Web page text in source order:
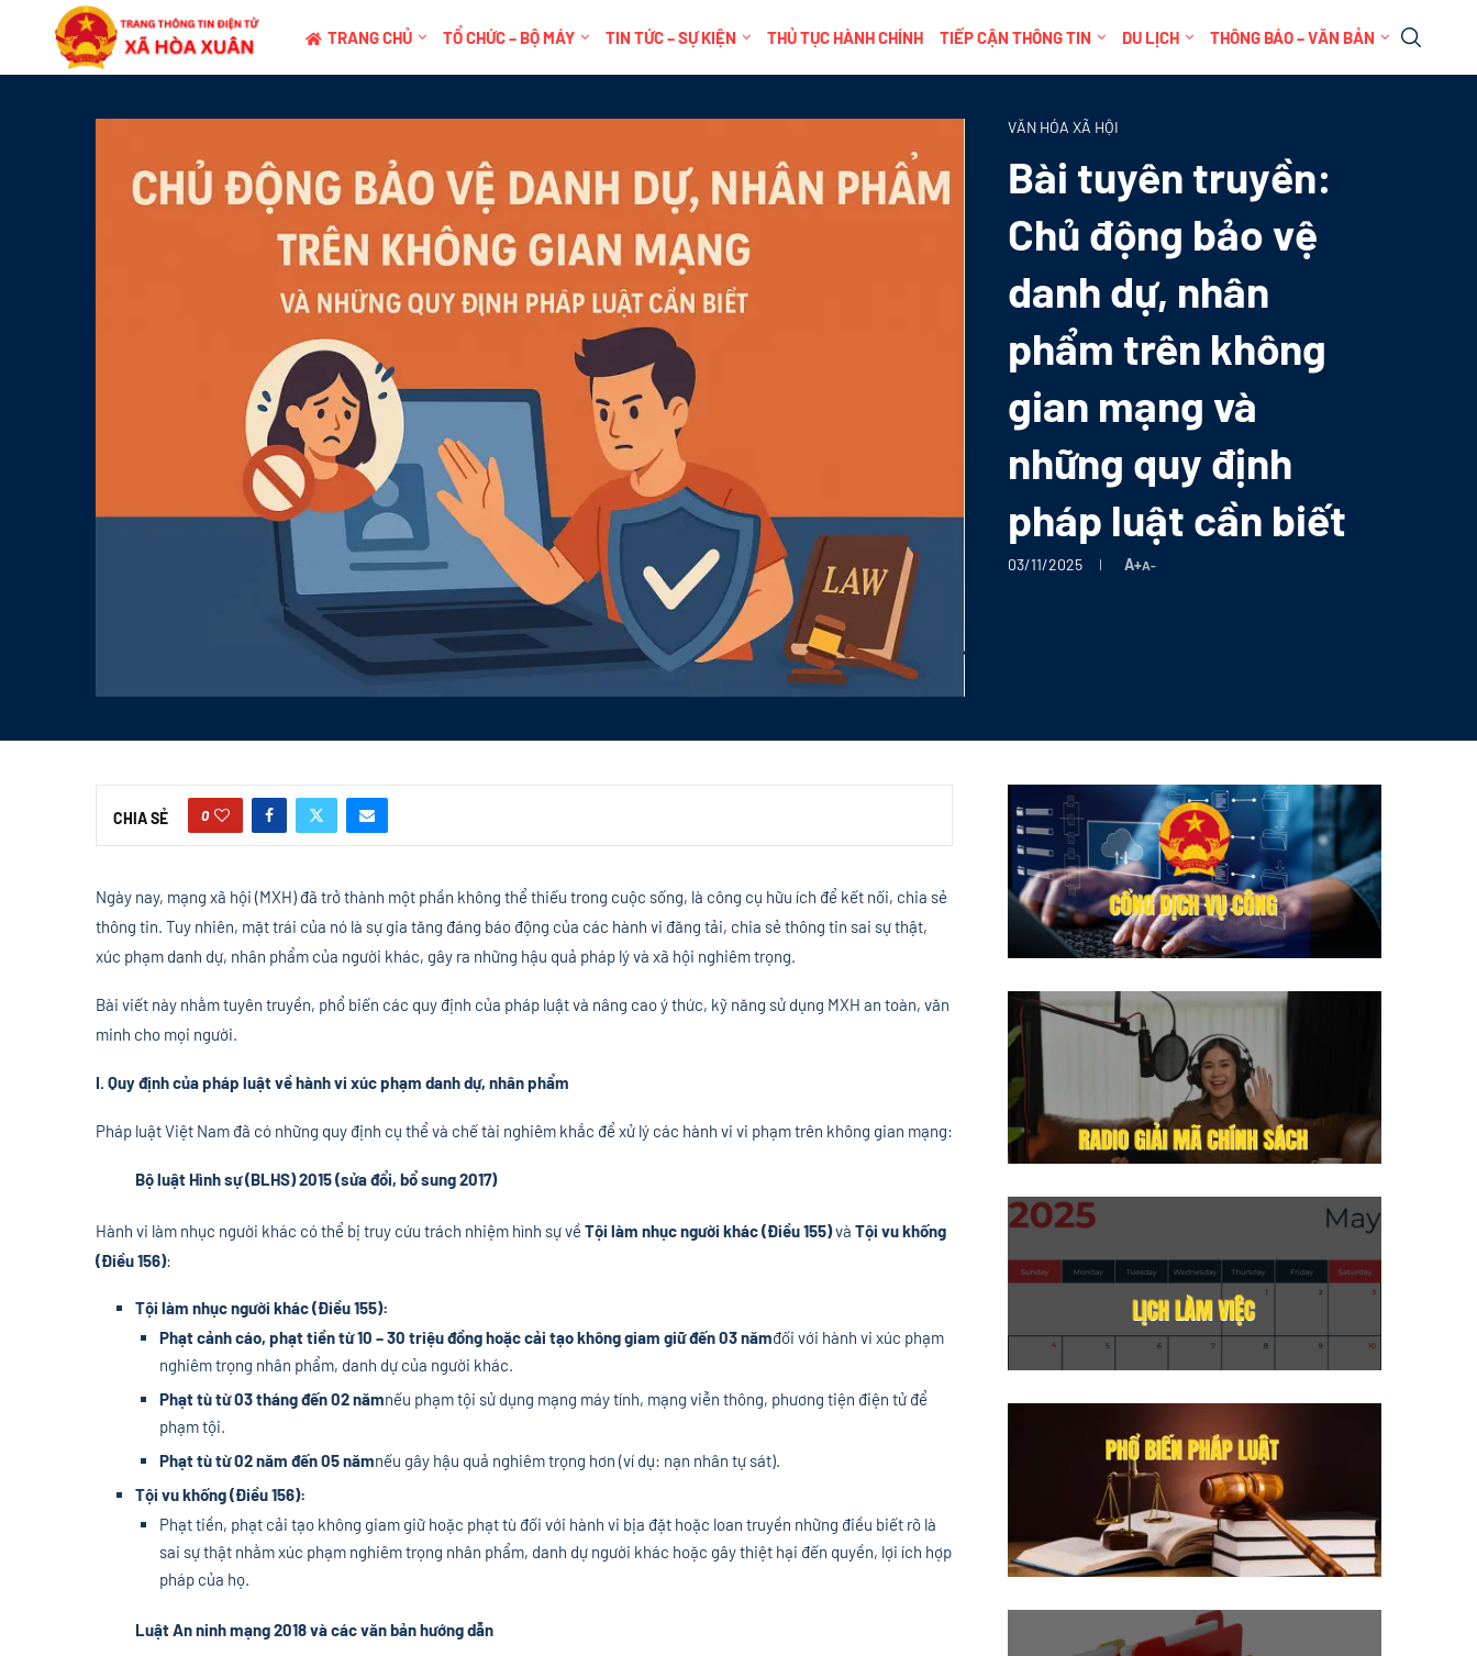
TRANG CHỦ TỔ CHỨC – BỘ MÁY TIN TỨC – SỰ KIỆN THỦ TỤC HÀNH CHÍNH TIẾP CẬN THÔNG TIN DU LỊCH THÔNG BÁO – VĂN BẢN
VĂN HÓA XÃ HỘI
Bài tuyên truyền:
Chủ động bảo vệ
danh dự, nhân
phẩm trên không
gian mạng và
những quy định
pháp luật cần biết
03/11/2025 A+A-
CHIA SẺ 0
Ngày nay, mạng xã hội (MXH) đã trở thành một phần không thể thiếu trong cuộc sống, là công cụ hữu ích để kết nối, chia sẻ
thông tin. Tuy nhiên, mặt trái của nó là sự gia tăng đáng báo động của các hành vi đăng tải, chia sẻ thông tin sai sự thật,
xúc phạm danh dự, nhân phẩm của người khác, gây ra những hậu quả pháp lý và xã hội nghiêm trọng.
Bài viết này nhằm tuyên truyền, phổ biến các quy định của pháp luật và nâng cao ý thức, kỹ năng sử dụng MXH an toàn, văn
minh cho mọi người.
I. Quy định của pháp luật về hành vi xúc phạm danh dự, nhân phẩm
Pháp luật Việt Nam đã có những quy định cụ thể và chế tài nghiêm khắc để xử lý các hành vi vi phạm trên không gian mạng:
Bộ luật Hình sự (BLHS) 2015 (sửa đổi, bổ sung 2017)
Hành vi làm nhục người khác có thể bị truy cứu trách nhiệm hình sự về Tội làm nhục người khác (Điều 155)và Tội vu khống
(Điều 156):
Tội làm nhục người khác (Điều 155):
Phạt cảnh cáo, phạt tiền từ 10 – 30 triệu đồng hoặc cải tạo không giam giữ đến 03 nămđối với hành vi xúc phạm
nghiêm trọng nhân phẩm, danh dự của người khác.
Phạt tù từ 03 tháng đến 02 nămnếu phạm tội sử dụng mạng máy tính, mạng viễn thông, phương tiện điện tử để
phạm tội.
Phạt tù từ 02 năm đến 05 nămnếu gây hậu quả nghiêm trọng hơn (ví dụ: nạn nhân tự sát).
Tội vu khống (Điều 156):
Phạt tiền, phạt cải tạo không giam giữ hoặc phạt tù đối với hành vi bịa đặt hoặc loan truyền những điều biết rõ là
sai sự thật nhằm xúc phạm nghiêm trọng nhân phẩm, danh dự người khác hoặc gây thiệt hại đến quyền, lợi ích hợp
pháp của họ.
Luật An ninh mạng 2018 và các văn bản hướng dẫn